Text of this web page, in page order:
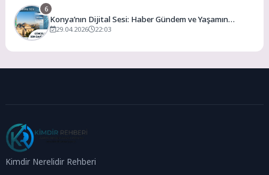
6
Konya’nın Dijital Sesi: Haber Gündem ve Yaşamın
Merkezi
29.04.2026 22:03
Kimdir Nerelidir Rehberi